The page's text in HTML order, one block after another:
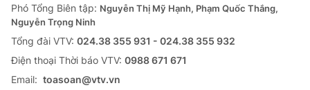
Phó Tổng Biên tập: Nguyễn Thị Mỹ Hạnh, Phạm Quốc Thắng,
Nguyễn Trọng Ninh
Tổng đài VTV: 024.38 355 931 - 024.38 355 932
Ðiện thoại Thời báo VTV: 0988 671 671
Email: toasoan@vtv.vn